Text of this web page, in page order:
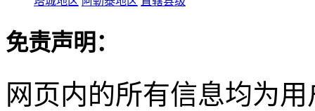
免责声明：
网页内的所有信息均为